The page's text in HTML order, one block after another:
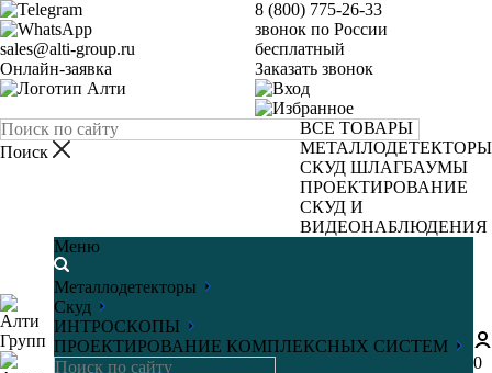
sales@alti-group.ru
Онлайн-заявка
8 (800) 775-26-33
звонок по России
бесплатный
Заказать звонок
ВСЕ ТОВАРЫ
МЕТАЛЛОДЕТЕКТОРЫ
СКУД ШЛАГБАУМЫ
ПРОЕКТИРОВАНИЕ
СКУД И
ВИДЕОНАБЛЮДЕНИЯ
Меню
Металлодетекторы
Скуд
ИНТРОСКОПЫ
ПРОЕКТИРОВАНИЕ КОМПЛЕКСНЫХ СИСТЕМ
0